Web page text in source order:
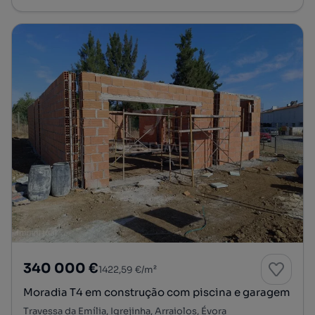
340 000 €1422,59 €/m²
Moradia T4 em construção com piscina e garagem
Travessa da Emília, Igrejinha, Arraiolos, Évora